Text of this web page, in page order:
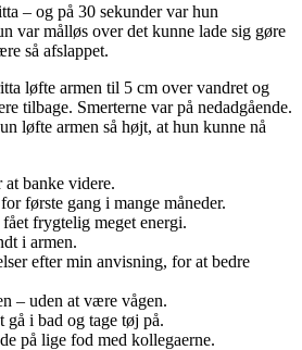
– og på 30 sekunder var hun
var målløs over det kunne lade sig gøre
så afslappet.
løfte armen til 5 cm over vandret og
tilbage. Smerterne var på nedadgående.
løfte armen så højt, at hun kunne nå
banke videre.
første gang i mange måneder.
frygtelig meget energi.
i armen.
efter min anvisning, for at bedre
– uden at være vågen.
gå i bad og tage tøj på.
på lige fod med kollegaerne.